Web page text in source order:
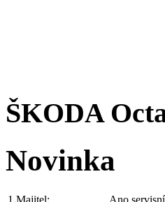
ŠKODA
Novinka
1.Majitel:
Ano